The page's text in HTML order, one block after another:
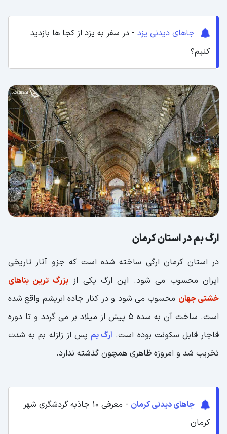
جاهای دیدنی یزد - در سفر به یزد از کجا ها بازدید
کنیم؟
ارگ بم در استان کرمان
در استان کرمان ارگی ساخته شده است که جزو آثار تاریخی
ایران محسوب می شود. این ارگ یکی ازبزرگ ترین بناهای
خشتی جهان محسوب می شود و در کنار جاده ابریشم واقع شده
است. ساخت آن به سده 5 پیش از میلاد بر می گردد و تا دوره
قاجار قابل سکونت بوده است. ارگ بم پس از زلزله بم به شدت
تخریب شد و امروزه ظاهری همچون گذشته ندارد.
جاهای دیدنی کرمان
- معرفی ۱۰ جاذبه‌ گردشگری شهر
کرمان